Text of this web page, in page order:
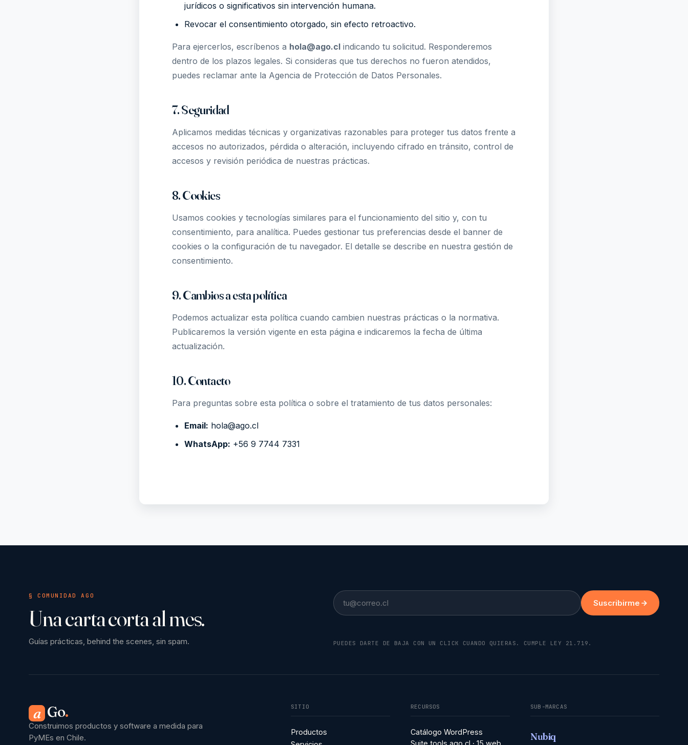
jurídicos o significativos sin intervención humana.
Revocar el consentimiento otorgado, sin efecto retroactivo.
Para ejercerlos, escríbenos a hola@ago.cl indicando tu solicitud. Responderemos
dentro de los plazos legales. Si consideras que tus derechos no fueron atendidos,
puedes reclamar ante la Agencia de Protección de Datos Personales.
7. Seguridad
Aplicamos medidas técnicas y organizativas razonables para proteger tus datos frente a
accesos no autorizados, pérdida o alteración, incluyendo cifrado en tránsito, control de
accesos y revisión periódica de nuestras prácticas.
8. Cookies
Usamos cookies y tecnologías similares para el funcionamiento del sitio y, con tu
consentimiento, para analítica. Puedes gestionar tus preferencias desde el banner de
cookies o la configuración de tu navegador. El detalle se describe en nuestra gestión de
consentimiento.
9. Cambios a esta política
Podemos actualizar esta política cuando cambien nuestras prácticas o la normativa.
Publicaremos la versión vigente en esta página e indicaremos la fecha de última
actualización.
10. Contacto
Para preguntas sobre esta política o sobre el tratamiento de tus datos personales:
Email: hola@ago.cl
WhatsApp: +56 9 7744 7331
§ COMUNIDAD AGO
Una carta corta al mes.
Guías prácticas, behind the scenes, sin spam.
Email
Suscribirme
PUEDES DARTE DE BAJA CON UN CLICK CUANDO QUIERAS. CUMPLE LEY 21.719.
a Go.
Construimos productos y software a medida para
PyMEs en Chile.
SITIO
Productos
RECURSOS
Catálogo WordPress
Suite tools.ago.cl · 15 web
SUB-MARCAS
Nubiq